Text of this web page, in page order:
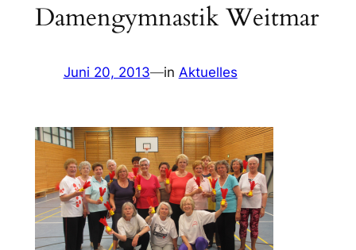
Damengymnastik Weitmar
Juni 20, 2013—in Aktuelles